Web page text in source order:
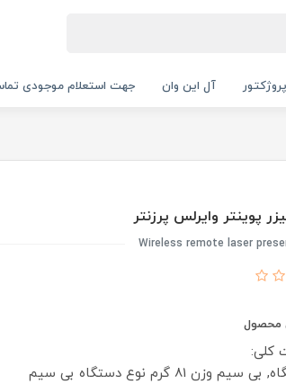
آل این وان جهت استعلام موجودی تماس
پوینتر وایرلس پرزنتر
Wireless remote laser
محصول
کلی:
بی سیم وزن 81 گرم نوع دستگاه بی سیم